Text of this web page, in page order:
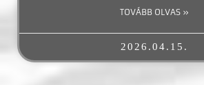
TOVÁBB OLVAS »
2026.04.15.